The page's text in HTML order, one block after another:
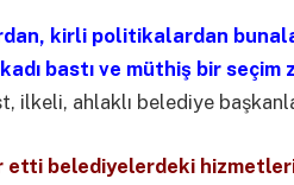
kirli politikalardan
bastı ve müthiş bir seçim
ilkeli, ahlaklı belediye
etti belediyelerdeki